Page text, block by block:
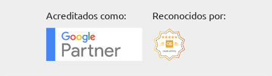
Acreditados como: Reconocidos por: